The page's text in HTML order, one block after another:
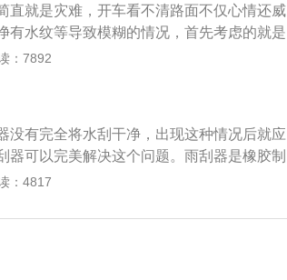
发生。
直就是灾难，开车看不清路面不仅心情还威
有水纹等导致模糊的情况，首先考虑的就是
看看玻璃上是否有油膜的存在。挡风玻璃
实有油膜的存在，就需要购买专用的油膜
就需要更换雨刮片在更换新的雨刮之前做适
检查雨刷是否硬化。因为雨刮器长时间暴露
老化的状况。假定在作业的状况，雨刮器刮
老化了。 2.雨刷杆角度问题！假设雨刮器
：7892
没有完全将水刮干净，出现这种情况后就应
器可以完美解决这个问题。雨刮器是橡胶制
象。雨刮器的橡胶老化后就无法与挡风玻
器没有固定的使用期限，但是出现刮水不干
：4817